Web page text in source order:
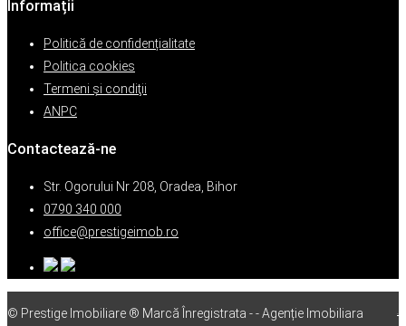
Informații
Politică de confidențialitate
Politica cookies
Termeni şi condiţii
ANPC
Contactează-ne
Str. Ogorului Nr 208, Oradea, Bihor
0790 340 000
office@prestigeimob.ro
© Prestige Imobiliare ® Marcă Înregistrata - - Agenție Imobiliara